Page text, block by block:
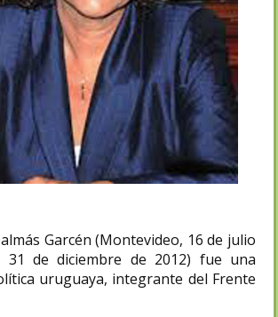
Garcén (Montevideo, 16 de julio
de diciembre de 2012) fue una
uruguaya, integrante del Frente